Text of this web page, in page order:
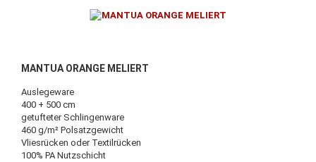
MANTUA ORANGE MELIERT
Auslegeware
400 + 500 cm
getufteter Schlingenware
460 g/m² Polsatzgewicht
Vliesrücken oder Textilrücken
100% PA Nutzschicht